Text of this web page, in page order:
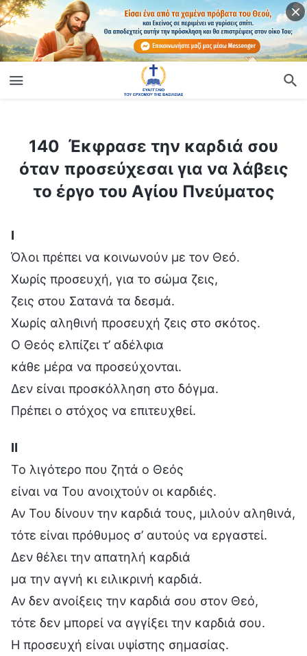
140 Έκφρασε την καρδιά σου
όταν προσεύχεσαι για να λάβεις
το έργο του Αγίου Πνεύματος
Ⅰ
Όλοι πρέπει να κοινωνούν με τον Θεό.
Χωρίς προσευχή, για το σώμα ζεις,
ζεις στου Σατανά τα δεσμά.
Χωρίς αληθινή προσευχή ζεις στο σκότος.
Ο Θεός ελπίζει τ’ αδέλφια
κάθε μέρα να προσεύχονται.
Δεν είναι προσκόλληση στο δόγμα.
Πρέπει ο στόχος να επιτευχθεί.
Ⅱ
Το λιγότερο που ζητά ο Θεός
είναι να Του ανοιχτούν οι καρδιές.
Αν Του δίνουν την καρδιά τους, μιλούν αληθινά,
τότε είναι πρόθυμος σ’ αυτούς να εργαστεί.
Δεν θέλει την απατηλή καρδιά
μα την αγνή κι ειλικρινή καρδιά.
Αν δεν ανοίξεις την καρδιά σου στον Θεό,
τότε δεν μπορεί να αγγίξει την καρδιά σου.
Η προσευχή είναι υψίστης σημασίας.